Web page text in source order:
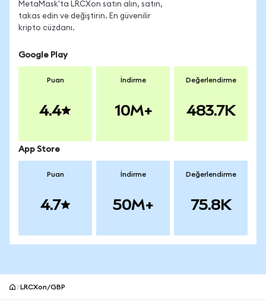
MetaMask'ta LRCXon satın alın, satın,
takas edin ve değiştirin. En güvenilir
kripto cüzdanı.
Google Play
Puan
4.4
İndirme
10M+
Değerlendirme
483.7K
App Store
Puan
4.7
İndirme
50M+
Değerlendirme
75.8K
LRCXon/GBP